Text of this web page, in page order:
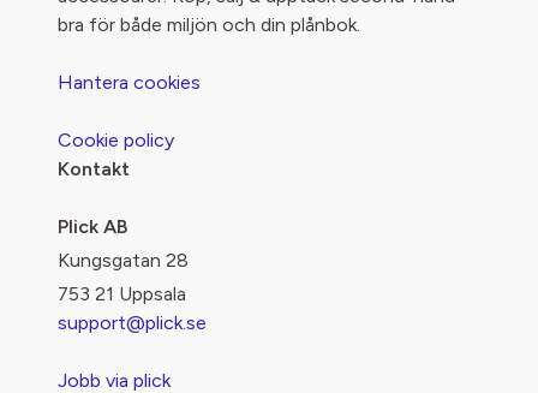
bra för både miljön och din plånbok.
Hantera cookies
Cookie policy
Kontakt
Plick AB
Kungsgatan 28
753 21 Uppsala
support@plick.se
Jobb via plick